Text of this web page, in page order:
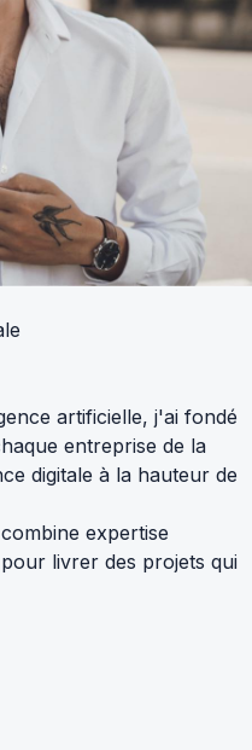
artificielle, j'ai fondé
entreprise de la
digitale à la hauteur de
expertise
livrer des projets qui